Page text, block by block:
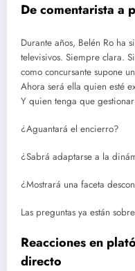
De comentarista a
Durante años, Belén Ro ha
televisivos. Siempre clara.
como concursante supone
Ahora será ella quien esté
Y quien tenga que
¿Aguantará el encierro?
¿Sabrá adaptarse a la
¿Mostrará una faceta
Las preguntas ya están
Reacciones en
directo